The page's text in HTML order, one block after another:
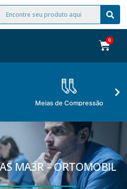
Meias de Compressão
MA3R – ORTOMOBIL